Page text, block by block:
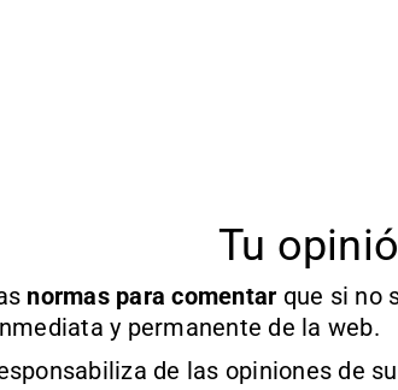
Tu
normas para comentar que si no
y permanente de la web.
de las opiniones de